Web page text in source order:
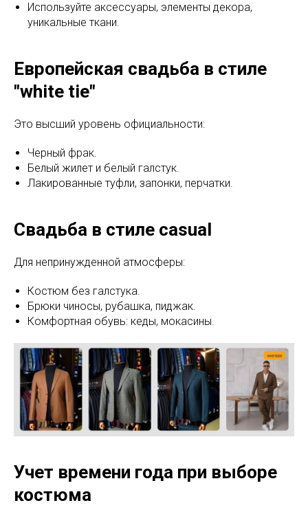
Используйте аксессуары, элементы декора,
уникальные ткани.
Европейская свадьба в стиле
"white tie"
Это высший уровень официальности:
Черный фрак.
Белый жилет и белый галстук.
Лакированные туфли, запонки, перчатки.
Свадьба в стиле casual
Для непринужденной атмосферы:
Костюм без галстука.
Брюки чиносы, рубашка, пиджак.
Комфортная обувь: кеды, мокасины.
Учет времени года при выборе
костюма